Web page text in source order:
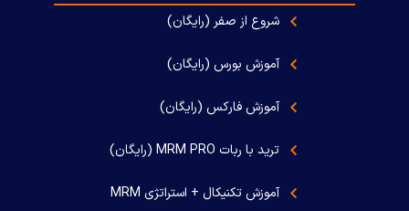
شروع از صفر (رایگان)
آموزش بورس (رایگان)
آموزش فارکس (رایگان)
ترید با ربات MRM PRO (رایگان)
آموزش تکنیکال + استراتژی MRM